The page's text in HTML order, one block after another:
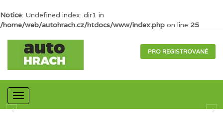
Notice: Undefined index: dir1 in
/home/web/autohrach.cz/htdocs/www/index.php on line 25
PRO REGISTROVANÉ
Mobilní
navigace